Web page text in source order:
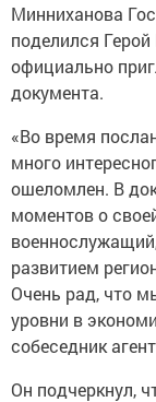
Минниханова
поделился
официально
документа.
«Во время
много
ошеломлен. В
моментов о
развитием
Очень рад, что
уровни в
собеседник
Он подчеркнул,